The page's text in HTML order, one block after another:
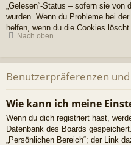
„Gelesen“-Status – sofern sie
wurden. Wenn du Probleme bei
helfen, wenn du die Cookies löscht.
Nach oben
Benutzerpräferenzen
Wie kann ich meine
Wenn du dich registriert hast,
Datenbank des Boards
„Persönlichen Bereich“; der Link